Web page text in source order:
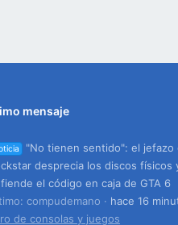
mensaje
"No tienen sentido": el jefazo
desprecia los discos físicos
el código en caja de GTA 6
compudemano
hace 16
de consolas y juegos